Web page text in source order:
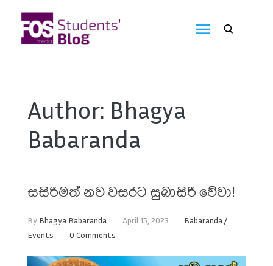
content
Blog
Author: Bhagya
Babaranda
සසිරිමත් නව වසරට සුබාසිරි වේවා!
By Bhagya Babaranda April 15, 2023 Babaranda/
Events
0 Comments